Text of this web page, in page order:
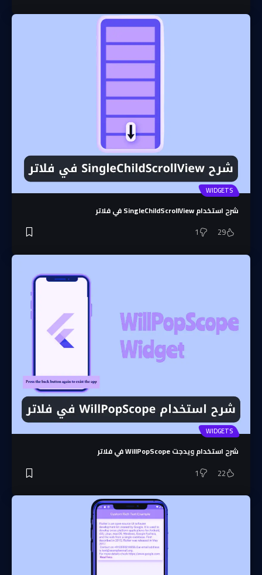
WIDGETS
شرح استخدام SingleChildScrollView في فلاتر
29
1
WIDGETS
شرح استخدام ويدجت WillPopScope في فلاتر
22
1